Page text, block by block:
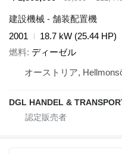
建設機械 - 舗装配置機
2001
18.7 kW (25.44 HP)
燃料 ディーゼル
オーストリア,
DGL HANDEL &